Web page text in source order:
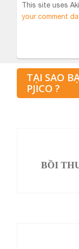
This site uses
your comment
TẠI SAO
PJICO ?
BỒI